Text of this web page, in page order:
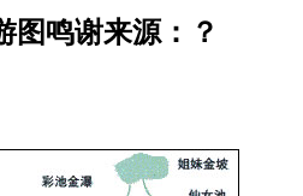
图鸣谢来源：？